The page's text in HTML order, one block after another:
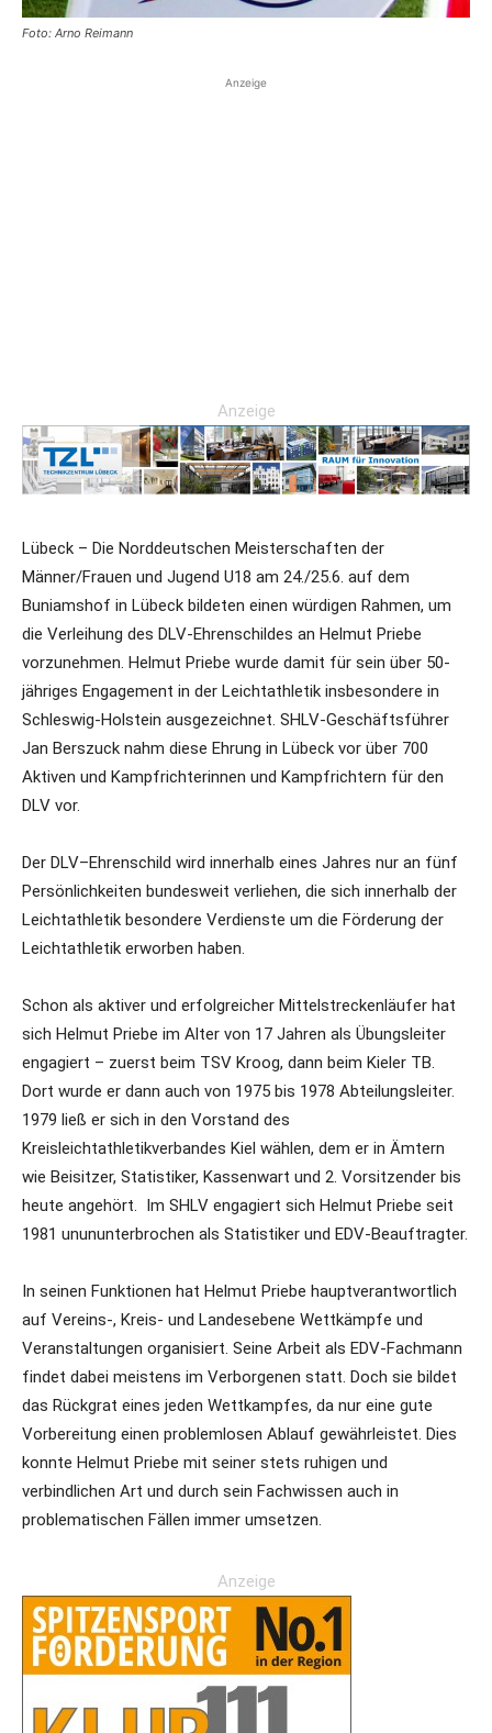
Foto: Arno Reimann
Anzeige
Anzeige
Lübeck – Die Norddeutschen Meisterschaften der
Männer/Frauen und Jugend U18 am 24./25.6. auf dem
Buniamshof in Lübeck bildeten einen würdigen Rahmen, um
die Verleihung des DLV-Ehrenschildes an Helmut Priebe
vorzunehmen. Helmut Priebe wurde damit für sein über 50-
jähriges Engagement in der Leichtathletik insbesondere in
Schleswig-Holstein ausgezeichnet. SHLV-Geschäftsführer
Jan Berszuck nahm diese Ehrung in Lübeck vor über 700
Aktiven und Kampfrichterinnen und Kampfrichtern für den
DLV vor.
Der DLV–Ehrenschild wird innerhalb eines Jahres nur an fünf
Persönlichkeiten bundesweit verliehen, die sich innerhalb der
Leichtathletik besondere Verdienste um die Förderung der
Leichtathletik erworben haben.
Schon als aktiver und erfolgreicher Mittelstreckenläufer hat
sich Helmut Priebe im Alter von 17 Jahren als Übungsleiter
engagiert – zuerst beim TSV Kroog, dann beim Kieler TB.
Dort wurde er dann auch von 1975 bis 1978 Abteilungsleiter.
1979 ließ er sich in den Vorstand des
Kreisleichtathletikverbandes Kiel wählen, dem er in Ämtern
wie Beisitzer, Statistiker, Kassenwart und 2. Vorsitzender bis
heute angehört. Im SHLV engagiert sich Helmut Priebe seit
1981 unununterbrochen als Statistiker und EDV-Beauftragter.
In seinen Funktionen hat Helmut Priebe hauptverantwortlich
auf Vereins-, Kreis- und Landesebene Wettkämpfe und
Veranstaltungen organisiert. Seine Arbeit als EDV-Fachmann
findet dabei meistens im Verborgenen statt. Doch sie bildet
das Rückgrat eines jeden Wettkampfes, da nur eine gute
Vorbereitung einen problemlosen Ablauf gewährleistet. Dies
konnte Helmut Priebe mit seiner stets ruhigen und
verbindlichen Art und durch sein Fachwissen auch in
problematischen Fällen immer umsetzen.
Anzeige